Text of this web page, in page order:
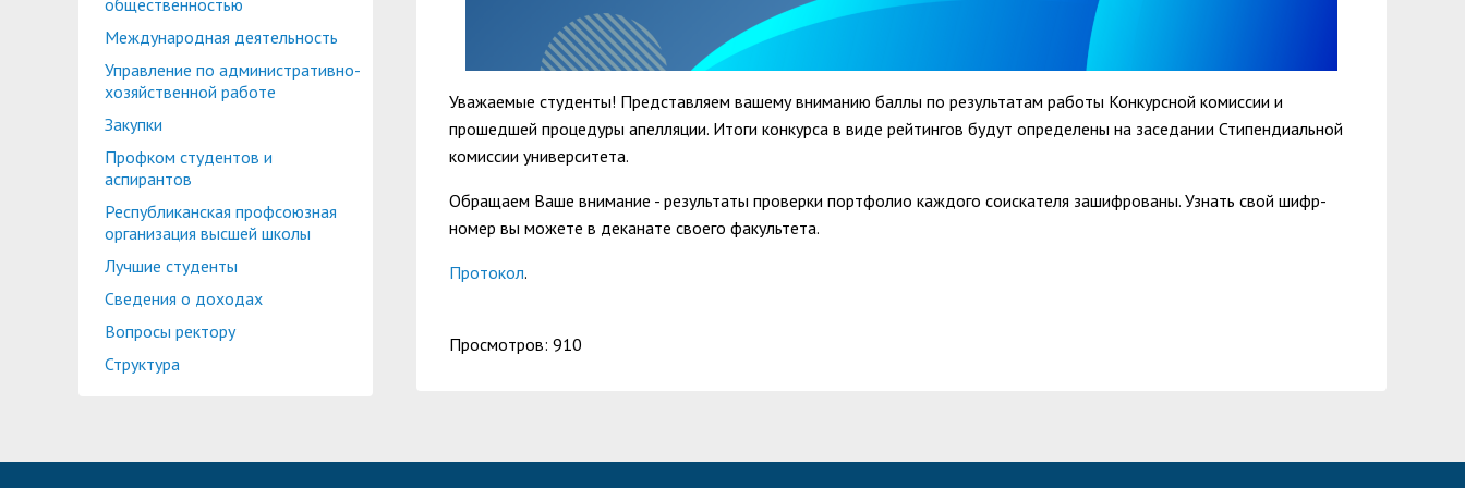
общественностью
Международная деятельность
Управление по административно-
хозяйственной работе
Закупки
Профком студентов и
аспирантов
Республиканская профсоюзная
организация высшей школы
Лучшие студенты
Сведения о доходах
Вопросы ректору
Структура
Уважаемые студенты! Представляем вашему вниманию баллы по результатам работы Конкурсной комиссии и
прошедшей процедуры апелляции. Итоги конкурса в виде рейтингов будут определены на заседании Стипендиальной
комиссии университета.
Обращаем Ваше внимание - результаты проверки портфолио каждого соискателя зашифрованы. Узнать свой шифр-
номер вы можете в деканате своего факультета.
Протокол.
Просмотров: 910